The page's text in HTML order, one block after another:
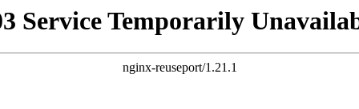
Service Temporarily
nginx-reuseport/1.21.1